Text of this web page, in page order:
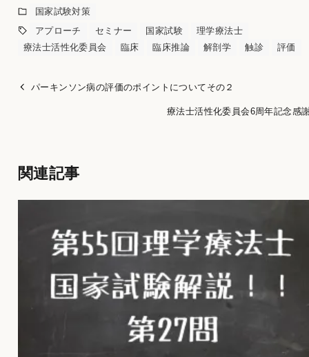
国家試験対策
アプローチ
セミナー 国家試験
理学療法士
療法士活性化委員会
臨床 臨床推論 解剖学 触診 評価
パーキンソン病の評価のポイントについてその２
療法士活性化委員会6周年記念感
関連記事